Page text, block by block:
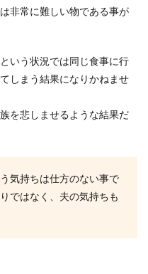
非常に難しい物である事が
いう状況では同じ食事に行
しまう結果になりかねませ
を悲しませるような結果だ
気持ちは仕方のない事で
ではなく、夫の気持ちも